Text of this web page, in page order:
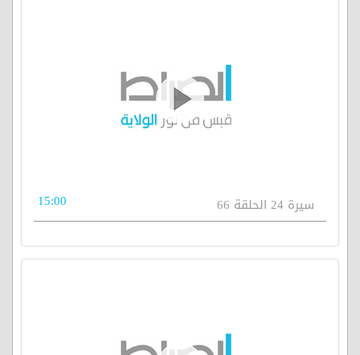
سيرة 24 الحلقة 66 15:00